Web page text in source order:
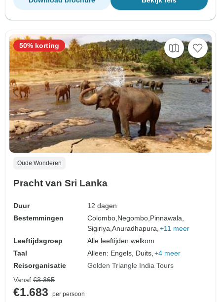
Oude Wonderen
Pracht van Sri Lanka
Duur
12 dagen
Bestemmingen
Colombo, Negombo, Pinnawala,
Sigiriya,Anuradhapura, +11 meer
Leeftijdsgroep
Alle leeftijden welkom
Taal
Alleen: Engels, Duits, +4 meer
Reisorganisatie
Golden Triangle India Tours
50% korting
Vanaf €3.365
€1.683
per persoon